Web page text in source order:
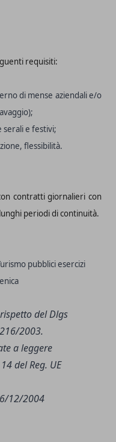
requisiti:
di mense aziendali e/o
serali e festivi;
flessibilità.
contratti giornalieri con
periodi di continuità.
pubblici esercizi
del Dlgs
2003.
a leggere
del Reg. UE
12/2004